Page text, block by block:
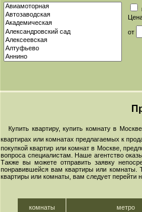
от
Купить квартиру, купить комнату в
квартирах или комнатах предлагаемых к
покупкой квартир или комнат в Москве,
вопроса специалистам. Наше агентство
Также вы можете отправить заявку
понравившейся вам квартиры или комнаты.
квартиры или комнаты, вам следует перейти
комнаты метро